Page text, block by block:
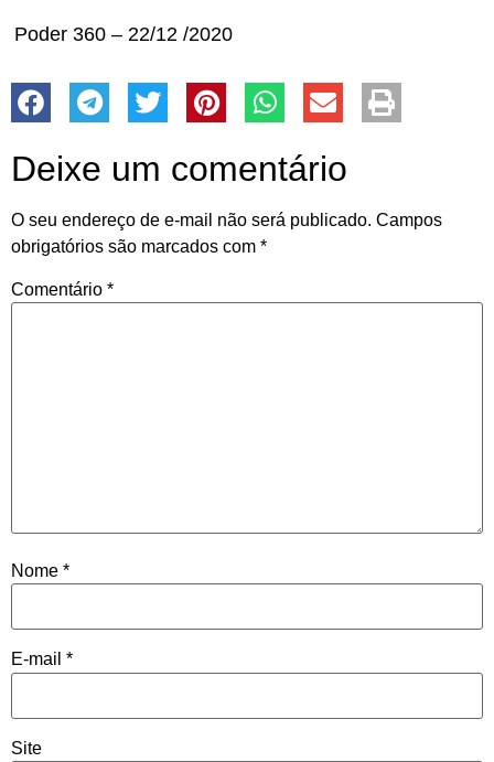
Poder 360 – 22/12 /2020
Deixe um comentário
O seu endereço de e-mail não será publicado. Campos
obrigatórios são marcados com *
Comentário *
Nome *
E-mail *
Site